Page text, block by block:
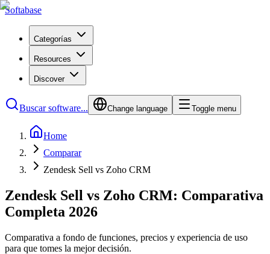
Softabase
Categorías
Resources
Discover
Buscar software... Change language Toggle menu
Home
Comparar
Zendesk Sell vs Zoho CRM
Zendesk Sell vs Zoho CRM: Comparativa
Completa 2026
Comparativa a fondo de funciones, precios y experiencia de uso
para que tomes la mejor decisión.